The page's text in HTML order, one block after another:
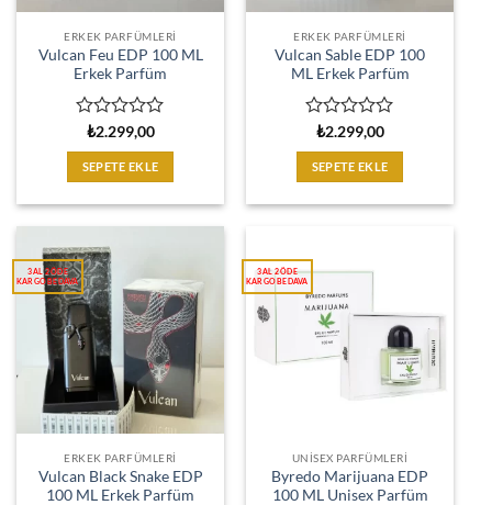
ERKEK PARFÜMLERI
Vulcan Feu EDP 100 ML
Erkek Parfüm
üzerinden
0
oy
aldı
₺2.299,00
SEPETE EKLE
ERKEK PARFÜMLERI
Vulcan Sable EDP 100
ML Erkek Parfüm
üzerinden
0
oy
aldı
₺2.299,00
SEPETE EKLE
ERKEK PARFÜMLERI
Vulcan Black Snake EDP
100 ML Erkek Parfüm
UNISEX PARFÜMLERI
Byredo Marijuana EDP
100 ML Unisex Parfüm